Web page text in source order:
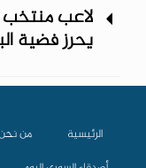
لاعب منتخب
يحرز فضية
الرئيسية من